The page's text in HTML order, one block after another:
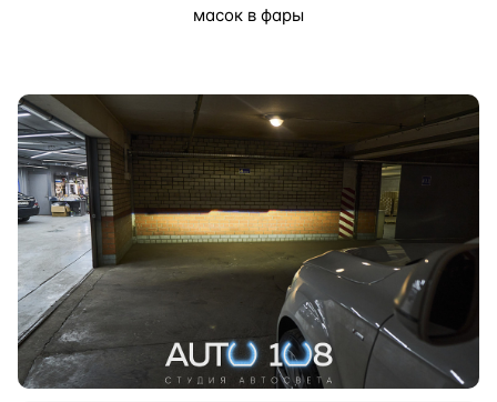
масок в фары